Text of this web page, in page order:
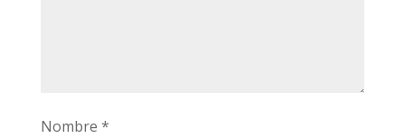
Nombre *